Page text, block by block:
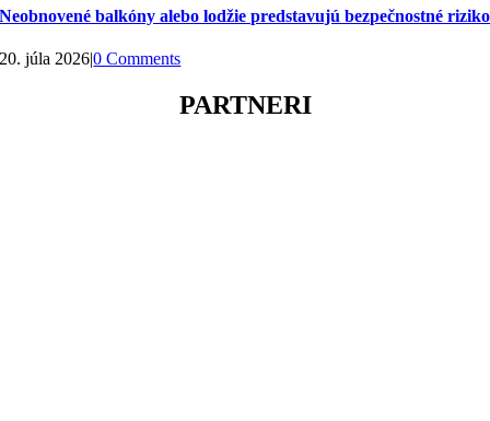
Neobnovené balkóny alebo lodžie predstavujú bezpečnostné riziko
20. júla 2026|0 Comments
PARTNERI